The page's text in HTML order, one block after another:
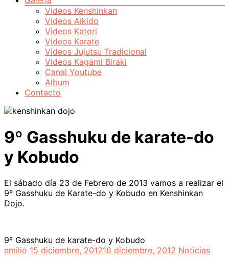
Videos Kenshinkan
Videos Aikido
Videos Katori
Videos Karate
Videos Jujutsu Tradicional
Videos Kagami Biraki
Canal Youtube
Album
Contacto
9º Gasshuku de karate-do
y Kobudo
El sábado día 23 de Febrero de 2013 vamos a realizar el
9º Gasshuku de Karate-do y Kobudo en Kenshinkan
Dojo.
9º Gasshuku de karate-do y Kobudo
emilio 15 diciembre, 201216 diciembre, 2012 Noticias